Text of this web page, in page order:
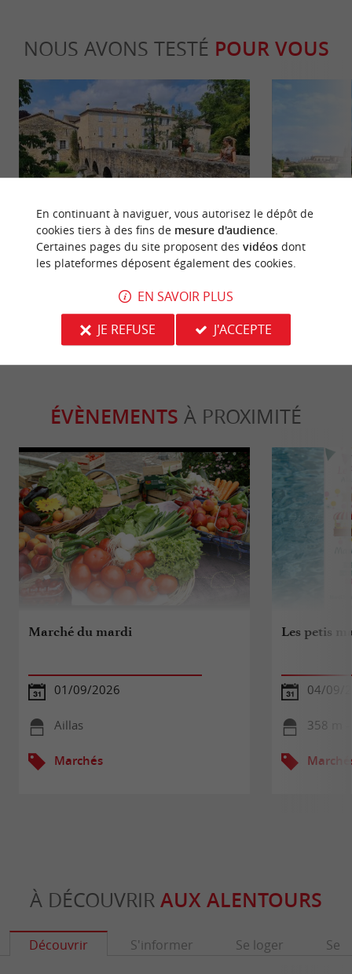
NOUS AVONS TESTÉ POUR VOUS
Une balade à Pondaurat et sa
commanderie Saint-Antoine fortifiée
7,2 km - Pondaurat
Visite de la
ÉVÈNEMENTS À PROXIMITÉ
Marché du mardi
01/09/2026
Aillas
Marchés
Les petis
04/09/
358 m
À DÉCOUVRIR AUX ALENTOURS
Découvrir S'informer Se loger Se
En continuant à naviguer, vous autorisez le dépôt de
cookies tiers à des fins de mesure d'audience.
Certaines pages du site proposent des vidéosdont
les plateformes déposent également des cookies.
EN SAVOIR PLUS
JE REFUSE
J'ACCEPTE